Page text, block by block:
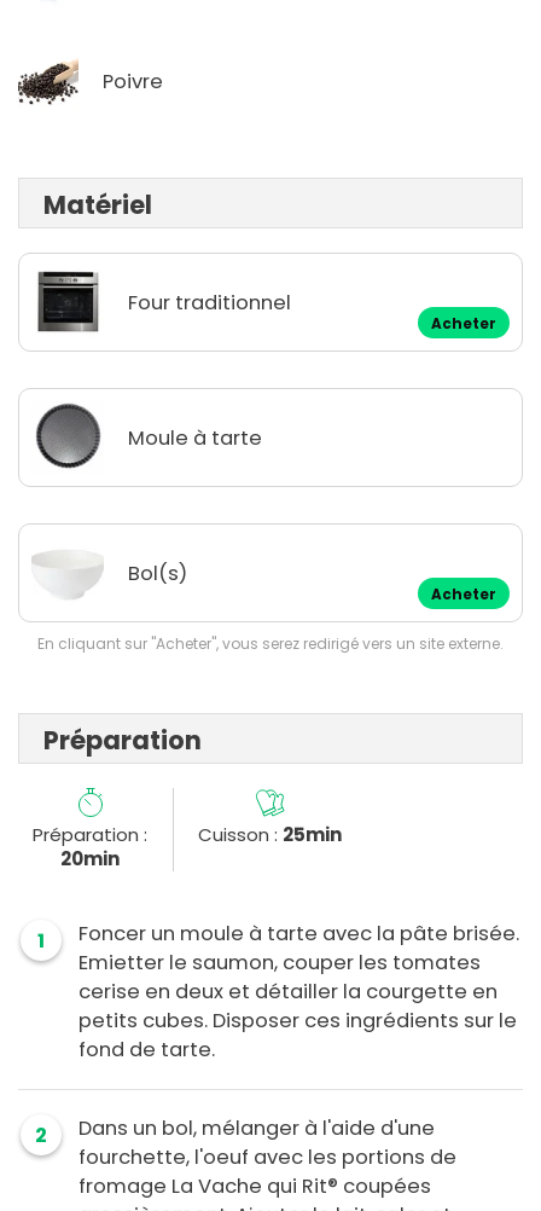
Poivre
Matériel
Four traditionnel
Acheter
Moule à tarte
Bol(s)
Acheter
En cliquant sur "Acheter", vous serez redirigé vers un site externe.
Préparation
Préparation :
20min
Cuisson : 25min
1
Foncer un moule à tarte avec la pâte brisée.
Emietter le saumon, couper les tomates
cerise en deux et détailler la courgette en
petits cubes. Disposer ces ingrédients sur le
fond de tarte.
2
Dans un bol, mélanger à l'aide d'une
fourchette, l'oeuf avec les portions de
fromage La Vache qui Rit® coupées